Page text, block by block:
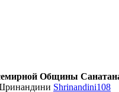
Общины
Shrinandini108